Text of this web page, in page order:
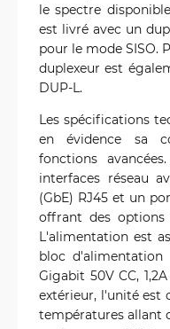
le spectre
est livré avec un
pour le mode SISO.
duplexeur est
DUP-L.
Les spécifications
en évidence sa
fonctions
interfaces réseau
(GbE) RJ45 et un
offrant des options
L'alimentation est
bloc d'alimentation
Gigabit 50V CC,
extérieur, l'unité est
températures allant